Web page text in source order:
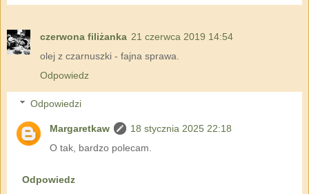
czerwona filiżanka 21 czerwca 2019 14:54
olej z czarnuszki - fajna sprawa.
Odpowiedz
Odpowiedzi
Margaretkaw
18 stycznia 2025 22:18
O tak, bardzo polecam.
Odpowiedz